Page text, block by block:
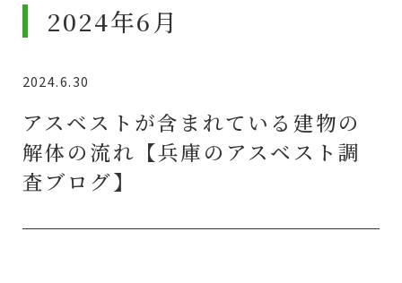
2024年6月
2024.6.30
アスベストが含まれている建物の
解体の流れ【兵庫のアスベスト調
査ブログ】